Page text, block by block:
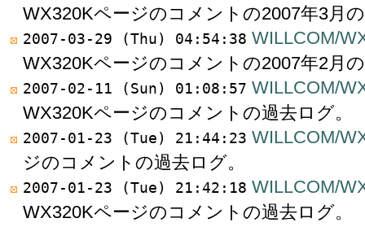
WX320Kページのコメントの2007年3月
2007-03-29 (Thu) 04:54:38 WILLCOM/
WX320Kページのコメントの2007年2月
2007-02-11 (Sun) 01:08:57 WILLCOM/
WX320Kページのコメントの過去ログ。
2007-01-23 (Tue) 21:44:23 WILLCOM/
ジのコメントの過去ログ。
2007-01-23 (Tue) 21:42:18 WILLCOM/
WX320Kページのコメントの過去ログ。